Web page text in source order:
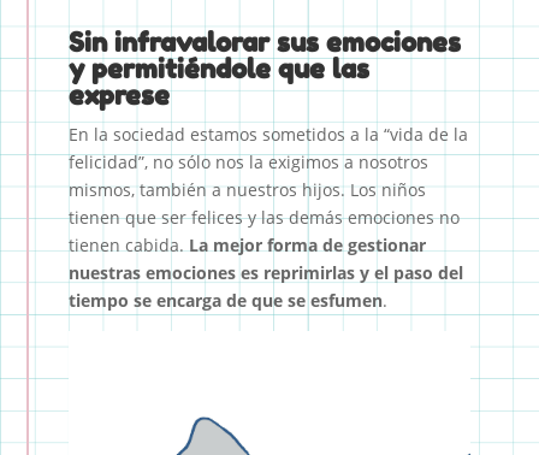
Sin infravalorar sus emociones
y permitiéndole que las
exprese
En la sociedad estamos sometidos a la “vida de la
felicidad”, no sólo nos la exigimos a nosotros
mismos, también a nuestros hijos. Los niños
tienen que ser felices y las demás emociones no
tienen cabida.La mejor forma de gestionar
nuestras emociones es reprimirlas y el paso del
tiempo se encarga de que se esfumen.